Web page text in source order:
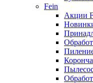
Fein
Акции